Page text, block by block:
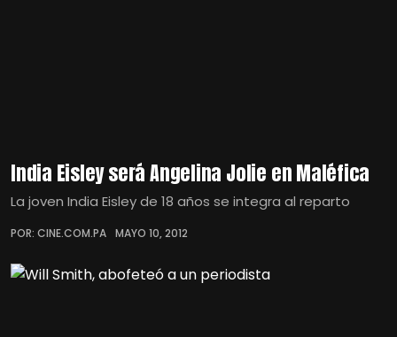
India Eisley será Angelina Jolie en Maléfica
La joven India Eisley de 18 años se integra al reparto
POR: CINE.COM.PA MAYO 10, 2012